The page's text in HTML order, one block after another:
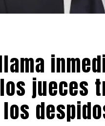
jueces